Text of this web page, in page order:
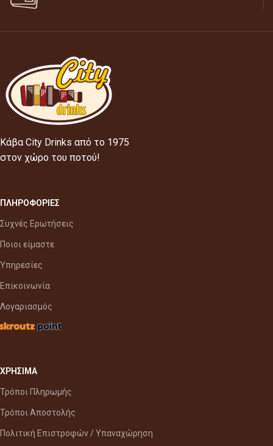
Κάβα City Drinks από το 1975
στον χώρο του ποτού!
ΠΛΗΡΟΦΟΡΙΕΣ
Συχνές Ερωτήσεις
Ποιοι είμαστε
Υπηρεσίες
Επικοινωνία
Λογαριασμός
ΧΡΗΣΙΜΑ
Τρόποι Πληρωμής
Τρόποι Αποστολής
Πολιτική Επιστροφών / Υπαναχώρηση